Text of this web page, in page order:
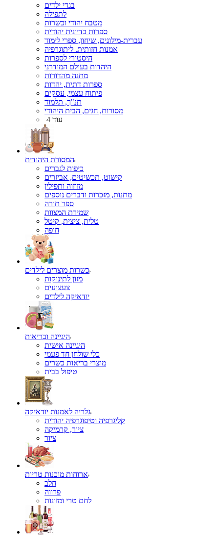
בגדי ילדים
לתפילה
מטבח יהודי וכשרות
ספרות בדיונית יהודית
עברית-מילונים, שיחון, ספרי לימוד
אמנות חזותית. ליתוגרפיה
היסטורי לספרות
היהדות בעולם המודרני
מתנה מהדורות
ספרות דתית, יהדות
פיתוח עצמי, עסקים
תנ"ך, תלמוד
מסורות, חגים, הבית היהודי
עוד 4
המסורת היהודית
כיפות לגברים
קישוט, תכשיטים, אביזרים
מזוזוה ותפילין
מתנות, מזכרות ודברים נוספים
ספר תורה
שמירת המצוות
טלית, ציצית, קיטל
כשרות מוצרים לילדים
מזון לתינוקות
צעצועים
יודאיקה לילדים
היגיינה ובריאות
היגיינה אישית
כלי שולחן חד פעמי
מוצרי בריאות כשרים
טיפול בבית
גלריה לאמנות יודאיקה
קליגרפיה וטיפוגרפיה יהודית
ציור, קרמיקה
ציור
ארוחות מוכנות טריות
חלב
פרווה
לחם טרי ומזונות